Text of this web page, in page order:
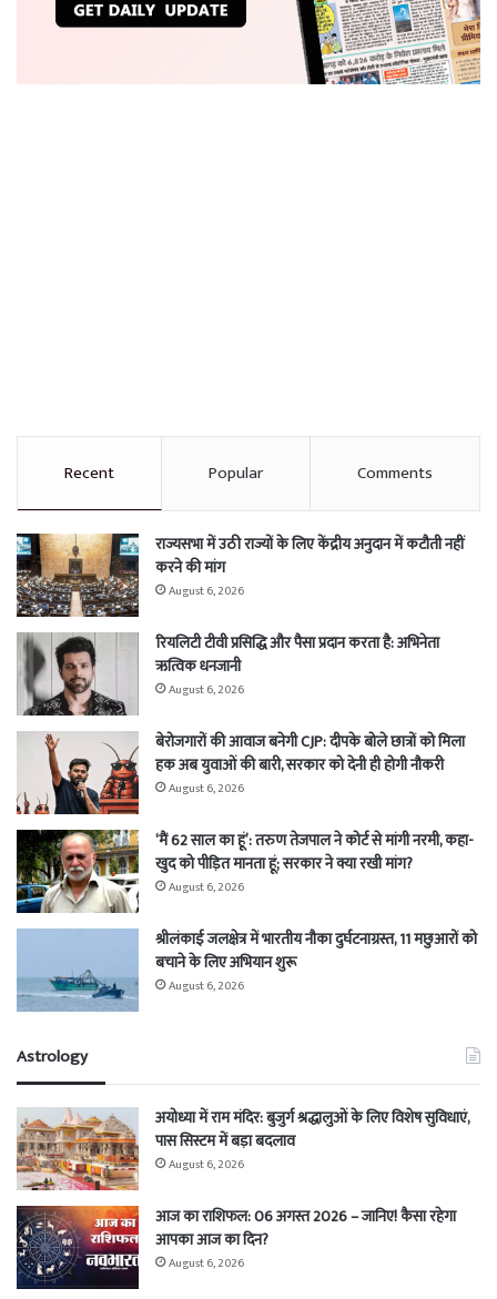
Recent Popular Comments
राज्यसभा में उठी राज्यों के लिए केंद्रीय अनुदान में कटौती नहीं
करने की मांग
August 6, 2026
रियलिटी टीवी प्रसिद्धि और पैसा प्रदान करता है: अभिनेता
ऋत्विक धनजानी
August 6, 2026
बेरोजगारों की आवाज बनेगी CJP: दीपके बोले छात्रों को मिला
हक अब युवाओं की बारी, सरकार को देनी ही होगी नौकरी
August 6, 2026
‘मैं 62 साल का हूं’: तरुण तेजपाल ने कोर्ट से मांगी नरमी, कहा-
खुद को पीड़ित मानता हूं; सरकार ने क्या रखी मांग?
August 6, 2026
श्रीलंकाई जलक्षेत्र में भारतीय नौका दुर्घटनाग्रस्त, 11 मछुआरों को
बचाने के लिए अभियान शुरू
August 6, 2026
Astrology
अयोध्या में राम मंदिर: बुजुर्ग श्रद्धालुओं के लिए विशेष सुविधाएं,
पास सिस्टम में बड़ा बदलाव
August 6, 2026
आज का राशिफल: 06 अगस्त 2026 – जानिए! कैसा रहेगा
आपका आज का दिन?
August 6, 2026